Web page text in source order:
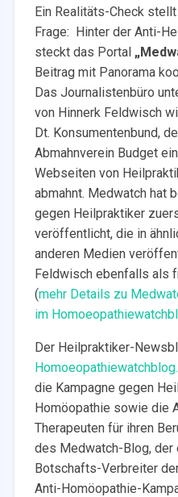
Ein Realitäts-Check
Frage: Hinter der Anti-
steckt das Portal
Beitrag mit Panorama
Das Journalistenbüro
von Hinnerk Feldwisch
Dt. Konsumentenbund,
Abmahnverein Budget
Webseiten von
abmahnt. Medwatch hat
gegen Heilpraktiker
veröffentlicht, die in
anderen Medien
Feldwisch ebenfalls als
(mehr Details zu
im
Der Heilpraktiker-
die Kampagne gegen
Homöopathie sowie die
Therapeuten für ihren
des Medwatch-Blog, der
Botschafts-Verbreiter
Anti-Homöopathie-